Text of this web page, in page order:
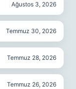
Ağustos 3, 2026
Temmuz 30, 2026
Temmuz 28, 2026
Temmuz 26, 2026